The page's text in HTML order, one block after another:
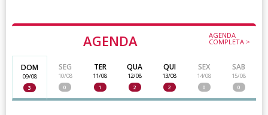
AGENDA AGENDA
COMPLETA >
DOM
09/08
3
SEG
10/08
0
TER
11/08
1
QUA
12/08
2
QUI
13/08
2
SEX
14/08
0
SAB
15/08
0